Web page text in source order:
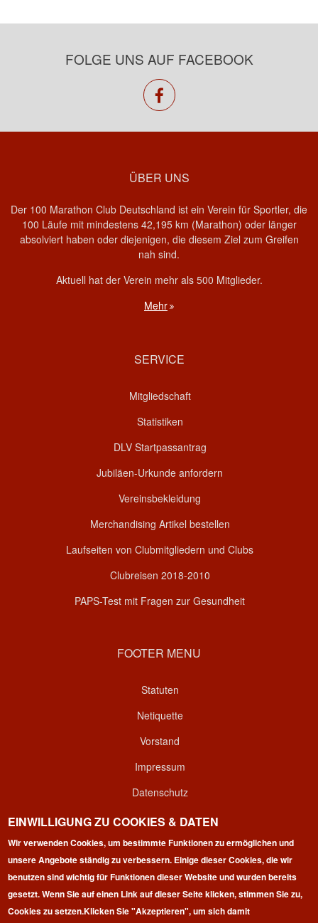
FOLGE UNS AUF FACEBOOK
facebook
ÜBER UNS
Der 100 Marathon Club Deutschland ist ein Verein für Sportler, die
100 Läufe mit mindestens 42,195 km (Marathon) oder länger
absolviert haben oder diejenigen, die diesem Ziel zum Greifen
nah sind.
Aktuell hat der Verein mehr als 500 Mitglieder.
Mehr
SERVICE
Mitgliedschaft
Statistiken
DLV Startpassantrag
Jubiläen-Urkunde anfordern
Vereinsbekleidung
Merchandising Artikel bestellen
Laufseiten von Clubmitgliedern und Clubs
Clubreisen 2018-2010
PAPS-Test mit Fragen zur Gesundheit
FOOTER MENU
Statuten
Netiquette
Vorstand
Impressum
Datenschutz
Kontakt
Login
EINWILLIGUNG ZU COOKIES & DATEN
Wir verwenden Cookies, um bestimmte Funktionen zu ermöglichen und
unsere Angebote ständig zu verbessern. Einige dieser Cookies, die wir
benutzen sind wichtig für Funktionen dieser Website und wurden bereits
gesetzt. Wenn Sie auf einen Link auf dieser Seite klicken, stimmen Sie zu,
Cookies zu setzen.Klicken Sie "Akzeptieren", um sich damit